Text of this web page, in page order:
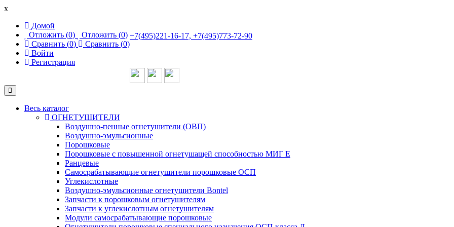
x
Домой
Отложить (0) Отложить (0)
Сравнить (0) Сравнить (0)
Войти
Регистрация
+7(495)221-16-17, +7(495)773-72-90
Toggle
Navigation
Весь каталог
ОГНЕТУШИТЕЛИ
Воздушно-пенные огнетушители (ОВП)
Воздушно-эмульсионные
Порошковые
Порошковые с повышенной огнетушащей способностью МИГ Е
Ранцевые
Самосрабатывающие огнетушители порошковые ОСП
Углекислотные
Воздушно-эмульсионные огнетушители Bontel
Запчасти к порошковым огнетушителям
Запчасти к углекислотным огнетушителям
Модули самосрабатывающие порошковые